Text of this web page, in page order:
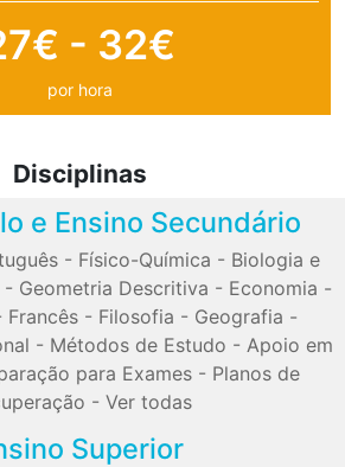
- 32€
por hora
Disciplinas
e Ensino Secundário
- Físico-Química - Biologia e
- Geometria Descritiva - Economia -
Francês - Filosofia - Geografia -
- Métodos de Estudo - Apoio em
para Exames - Planos de
- Ver todas
Superior